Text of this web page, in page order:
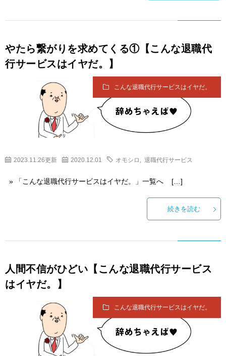
やたら繋がりを求めてくる①【こんな退職代
行サービスはイヤだ。】
こんな退職代行サービスはイヤだ。
2023.11.26更新 2020.12.01 オモシロ 退職代行サービス
» 「こんな退職代行サービスはイヤだ。」一覧へ […]
続きを読む
人間不信がひどい【こんな退職代行サービス
はイヤだ。】
こんな退職代行サービスはイヤだ。